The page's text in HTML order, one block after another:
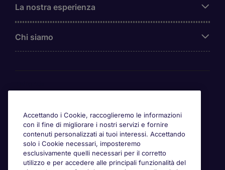
La nostra esperienza
Chi siamo
Accettando i Cookie, raccoglieremo le informazioni
con il fine di migliorare i nostri servizi e fornire
contenuti personalizzati ai tuoi interessi. Accettando
solo i Cookie necessari, imposteremo
esclusivamente quelli necessari per il corretto
utilizzo e per accedere alle principali funzionalità del